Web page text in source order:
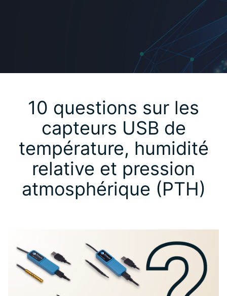
10 questions sur les
capteurs USB de
température, humidité
relative et pression
atmosphérique (PTH)